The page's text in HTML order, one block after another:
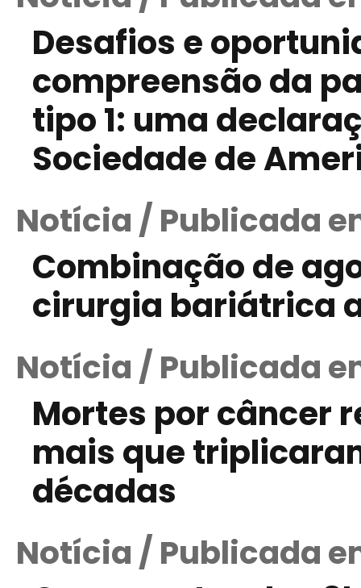
Desafios e
compreensão da
tipo 1: uma
Sociedade de
Notícia / Publicada
Combinação de
cirurgia bariátrica
Notícia / Publicada
Mortes por câncer
mais que
décadas
Notícia / Publicada